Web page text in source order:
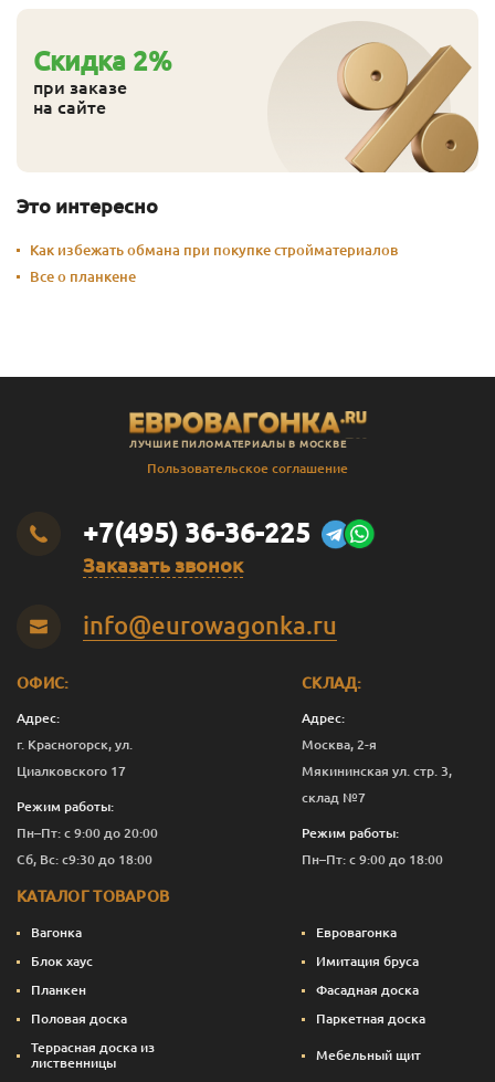
Cкидка 2%
при заказе
на сайте
Это интересно
Как избежать обмана при покупке стройматериалов
Все о планкене
ЛУЧШИЕ ПИЛОМАТЕРИАЛЫ В МОСКВЕ
Пользовательское соглашение
+7(495) 36-36-225
Заказать звонок
info@eurowagonka.ru
ОФИС:
Адрес:
г. Красногорск, ул.
Циалковского 17
Режим работы:
Пн–Пт: с 9:00 до 20:00
Сб, Вс: с9:30 до 18:00
СКЛАД:
Адрес:
Москва, 2-я
Мякининская ул. стр. 3,
склад №7
Режим работы:
Пн–Пт: с 9:00 до 18:00
КАТАЛОГ ТОВАРОВ
Вагонка
Евровагонка
Блок хаус
Имитация бруса
Планкен
Фасадная доска
Половая доска
Паркетная доска
Террасная доска из
лиственницы
Мебельный щит